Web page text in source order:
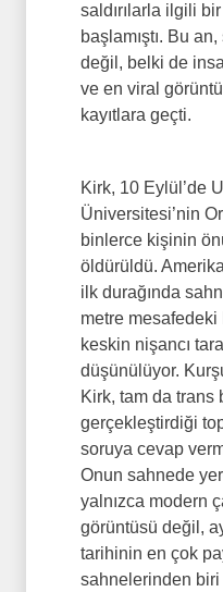
saldırılarla ilgili
başlamıştı. Bu
değil, belki de
ve en viral
kayıtlara geçti.
Kirk, 10 Eylül’de
Üniversitesi’nin
binlerce kişinin
öldürüldü.
ilk durağında
metre mesafedeki
keskin nişancı
düşünülüyor.
Kirk, tam da trans
gerçekleştirdiği
soruya cevap
Onun sahnede
yalnızca modern
görüntüsü değil,
tarihinin en çok
sahnelerinden biri